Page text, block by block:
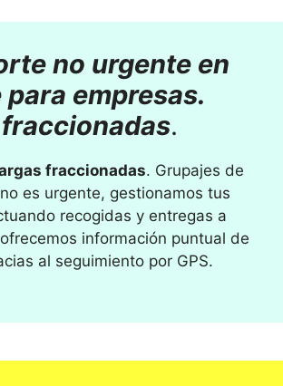
no urgente en
empresas.
.
fraccionadas. Grupajes de
es urgente, gestionamos tus
recogidas y entregas a
información puntual de
al seguimiento por GPS.